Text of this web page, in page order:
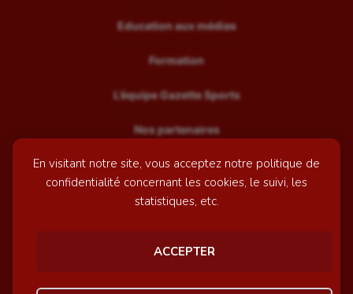
En visitant notre site, vous acceptez notre politique de
confidentialité concernant les cookies, le suivi, les
statistiques, etc.
ACCEPTER
Education aux médias
Formation
L’équipe Gazette Sports
Nos partenaires
Recrutement
Mentions légales